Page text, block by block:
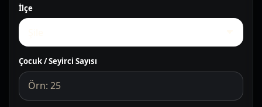
İlçe
Çocuk / Seyirci Sayısı